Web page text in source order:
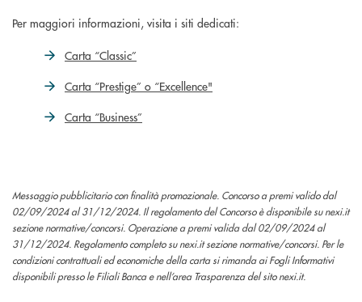
Per maggiori informazioni, visita i siti dedicati:
Carta “Classic”
Carta “Prestige” o “Excellence"
Carta “Business”
Messaggio pubblicitario con finalità promozionale. Concorso a premi valido dal
02/09/2024 al 31/12/2024. Il regolamento del Concorso è disponibile su nexi.it
sezione normative/concorsi. Operazione a premi valida dal 02/09/2024 al
31/12/2024. Regolamento completo su nexi.it sezione normative/concorsi. Per le
condizioni contrattuali ed economiche della carta si rimanda ai Fogli Informativi
disponibili presso le Filiali Banca e nell’area Trasparenza del sito nexi.it.